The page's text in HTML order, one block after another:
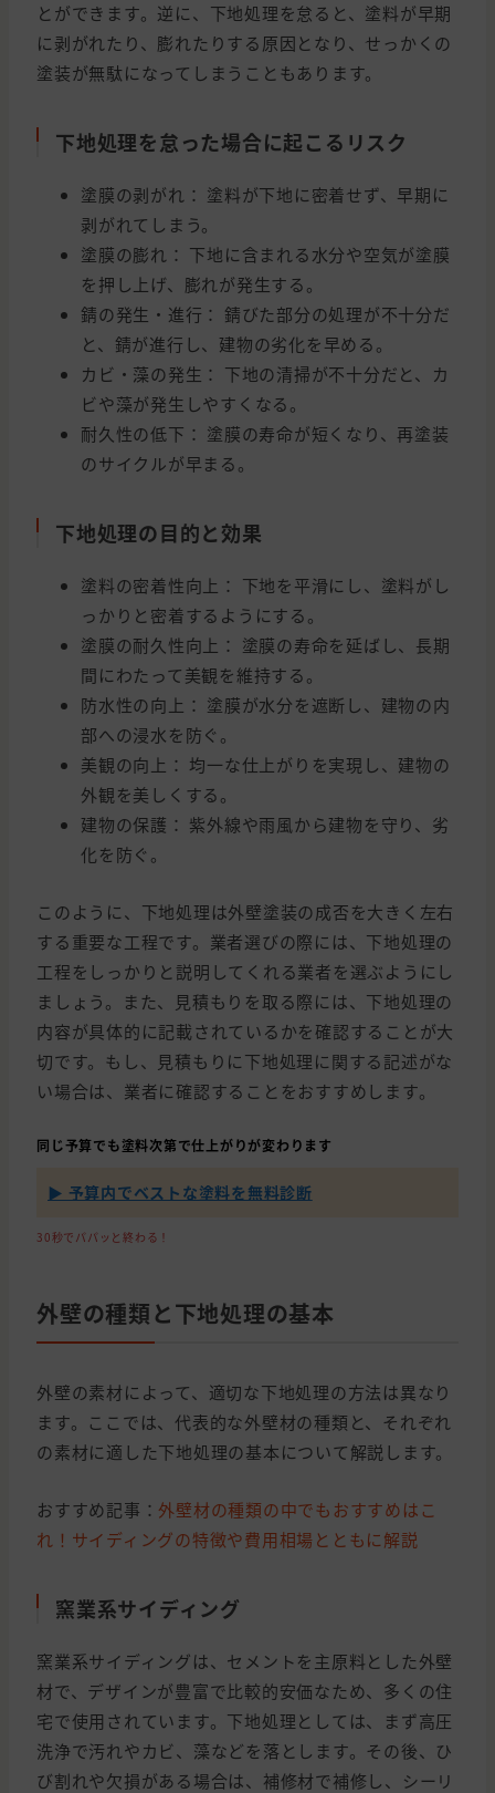
とができます。逆に、下地処理を怠ると、塗料が早期
に剥がれたり、膨れたりする原因となり、せっかくの
塗装が無駄になってしまうこともあります。
下地処理を怠った場合に起こるリスク
塗膜の剥がれ： 塗料が下地に密着せず、早期に
剥がれてしまう。
塗膜の膨れ： 下地に含まれる水分や空気が塗膜
を押し上げ、膨れが発生する。
錆の発生・進行： 錆びた部分の処理が不十分だ
と、錆が進行し、建物の劣化を早める。
カビ・藻の発生： 下地の清掃が不十分だと、カ
ビや藻が発生しやすくなる。
耐久性の低下： 塗膜の寿命が短くなり、再塗装
のサイクルが早まる。
下地処理の目的と効果
塗料の密着性向上： 下地を平滑にし、塗料がし
っかりと密着するようにする。
塗膜の耐久性向上： 塗膜の寿命を延ばし、長期
間にわたって美観を維持する。
防水性の向上： 塗膜が水分を遮断し、建物の内
部への浸水を防ぐ。
美観の向上： 均一な仕上がりを実現し、建物の
外観を美しくする。
建物の保護： 紫外線や雨風から建物を守り、劣
化を防ぐ。
このように、下地処理は外壁塗装の成否を大きく左右
する重要な工程です。業者選びの際には、下地処理の
工程をしっかりと説明してくれる業者を選ぶようにし
ましょう。また、見積もりを取る際には、下地処理の
内容が具体的に記載されているかを確認することが大
切です。もし、見積もりに下地処理に関する記述がな
い場合は、業者に確認することをおすすめします。
同じ予算でも塗料次第で仕上がりが変わります
▶ 予算内でベストな塗料を無料診断
30秒でパパッと終わる！
外壁の種類と下地処理の基本
外壁の素材によって、適切な下地処理の方法は異なり
ます。ここでは、代表的な外壁材の種類と、それぞれ
の素材に適した下地処理の基本について解説します。
おすすめ記事：外壁材の種類の中でもおすすめはこ
れ！サイディングの特徴や費用相場とともに解説
窯業系サイディング
窯業系サイディングは、セメントを主原料とした外壁
材で、デザインが豊富で比較的安価なため、多くの住
宅で使用されています。下地処理としては、まず高圧
洗浄で汚れやカビ、藻などを落とします。その後、ひ
び割れや欠損がある場合は、補修材で補修し、シーリ